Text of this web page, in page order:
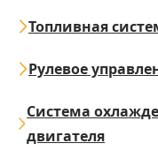
Топливная
Рулевое
Система
двигателя